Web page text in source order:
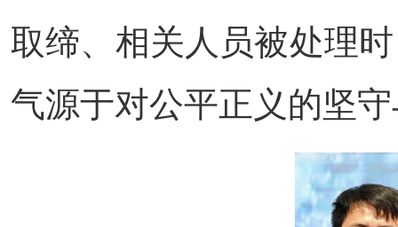
取缔、相关人员被处理
气源于对公平正义的坚